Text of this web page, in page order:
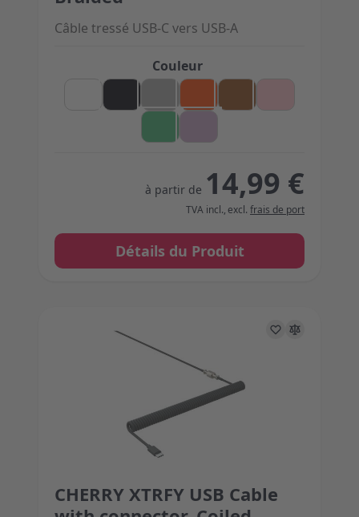
Couleur
Câble tressé USB-C vers USB-A
à partir de 14,99 €
TVA incl., excl. frais de port
Détails du Produit
The price depends on the options chosen on the
CHERRY XTRFY USB Cable